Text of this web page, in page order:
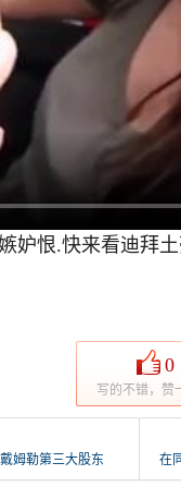
妒恨.快来看迪拜
0
写的不错，赞
姆勒第三大股东
在